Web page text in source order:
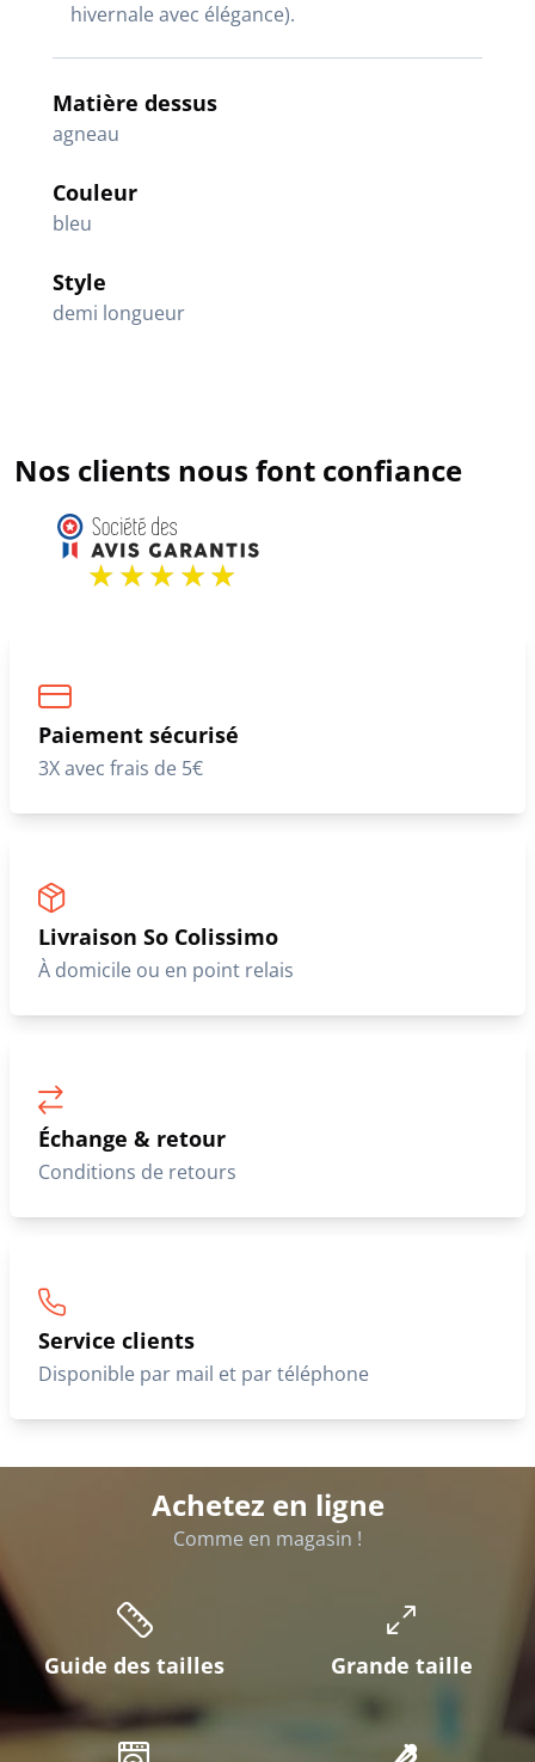
hivernale avec élégance).
Matière dessus
agneau
Couleur
bleu
Style
demi longueur
Nos clients nous font confiance
Paiement sécurisé
3X avec frais de 5€
Livraison So Colissimo
À domicile ou en point relais
Échange & retour
Conditions de retours
Service clients
Disponible par mail et par téléphone
Achetez en ligne
Comme en magasin !
Guide des tailles Grande taille